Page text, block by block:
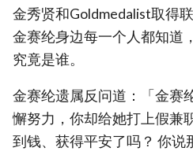
金秀贤和Goldmedalist取得
金赛纶身边每一个人都知道
究竟是谁。
金赛纶遗属反问道：「金赛
懈努力，你却给她打上假兼
到钱、获得平安了吗？ 你说